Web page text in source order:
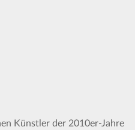
Künstler der 2010er-Jahre